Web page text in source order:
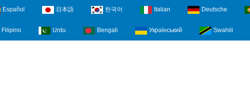
Español 日本語 한국어 Italian Deutsche
Filipino Urdu Bengali Український Swahili